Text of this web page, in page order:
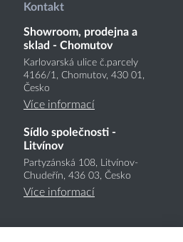
Kontakt
Showroom, prodejna a
sklad - Chomutov
Karlovarská ulice č.parcely
4166/1, Chomutov, 430 01,
Česko
Více informací
Sídlo společnosti -
Litvínov
Partyzánská 108, Litvínov-
Chudeřín, 436 03, Česko
Více informací